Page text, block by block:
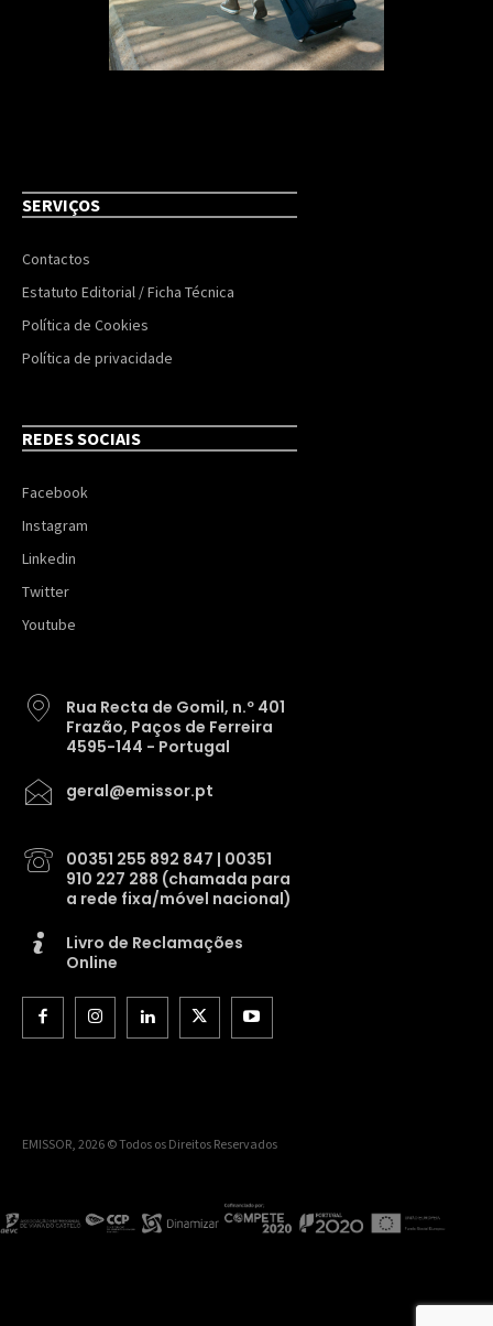
SERVIÇOS
Contactos
Estatuto Editorial / Ficha Técnica
Política de Cookies
Política de privacidade
REDES SOCIAIS
Facebook
Instagram
Linkedin
Twitter
Youtube
Rua Recta de Gomil, n.º 401
Frazão, Paços de Ferreira
4595-144 - Portugal
geral@emissor.pt
00351 255 892 847 | 00351
910 227 288 (chamada para
a rede fixa/móvel nacional)
Livro de Reclamações
Online
EMISSOR, 2026 © Todos os Direitos Reservados